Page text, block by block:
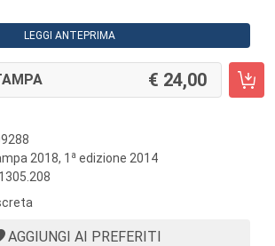
LEGGI ANTEPRIMA
24,00
2018, 1 a edizione 2014
1305.208
AGGIUNGI AI PREFERITI